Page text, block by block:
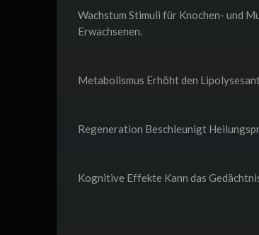
Wachstum Stimuli für Knochen- und
Erwachsenen.
Metabolismus Erhöht den
Regeneration Beschleunigt
Kognitive Effekte Kann das